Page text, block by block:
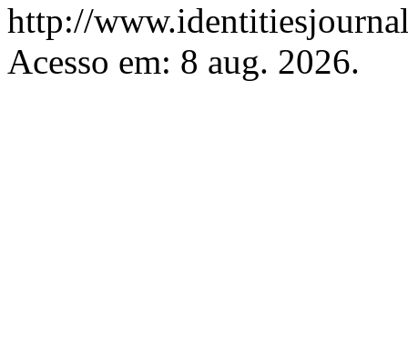
http://
Acesso em: 8 aug. 2026.